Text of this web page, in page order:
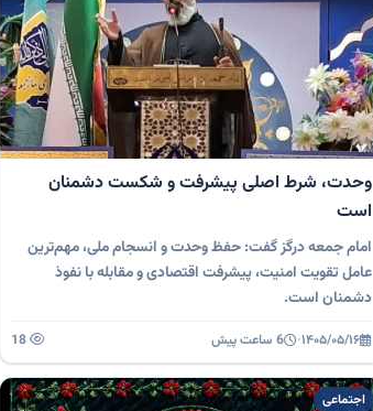
وحدت، شرط اصلی پیشرفت و شکست دشمنان
است
امام جمعه درگز گفت: حفظ وحدت و انسجام ملی، مهم‌ترین
عامل تقویت امنیت، پیشرفت اقتصادی و مقابله با نفوذ
دشمنان است.
۱۴۰۵/۰۵/۱۶· 6 ساعت پیش
اجتماعی